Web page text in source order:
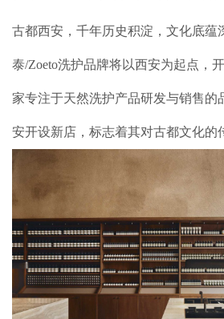
联系我们
古都西安，千年历史积淀，文化底蕴
泰/Zoeto洗护品牌将以西安为起点，
家专注于天然洗护产品研发与销售的
安开设新店，标志着其对古都文化的